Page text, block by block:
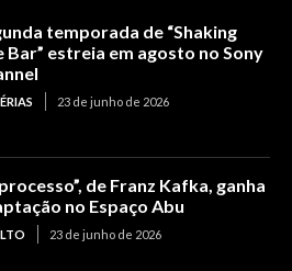
temporada de “Shaking
Bar” estreia em agosto no Sony
23 de junho de 2026
de Franz Kafka, ganha
no Espaço Abu
23 de junho de 2026